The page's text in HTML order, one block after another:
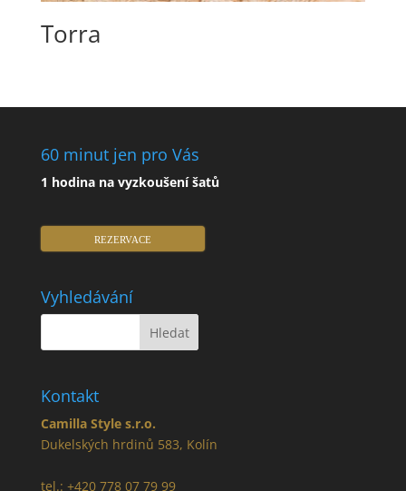
Torra
60 minut jen pro Vás
1 hodina na vyzkoušení šatů
REZERVACE
Vyhledávání
Kontakt
Camilla Style s.r.o.
Dukelských hrdinů 583, Kolín
tel.: +420 778 07 79 99